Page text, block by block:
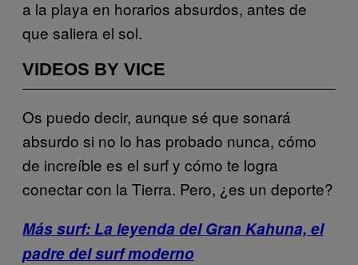
a la playa en horarios absurdos, antes de
que saliera el sol.
VIDEOS BY VICE
Os puedo decir, aunque sé que sonará
absurdo si no lo has probado nunca, cómo
de increíble es el surf y cómo te logra
conectar con la Tierra. Pero, ¿es un deporte?
Más surf: La leyenda del Gran Kahuna, el
padre del surf moderno